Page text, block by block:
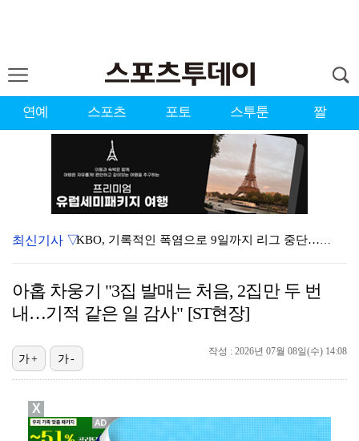
연예 스포츠 포토 스투툰 짤
KBO, 기록적인 폭염으로 9일까지 리그 중단…내달 6…
대한축구협회, 외국인 심판 7차례 성접대 의혹…이 기간…
박지훈, 9월 잠실실내체육관서 앙코르 콘서트 개최
"우산으로 때려"vs"그런 적 없다"…23기 부부 엇갈…
최신기사 ▽
아홉 차웅기 "3집 발매는 처음, 2집만 두 번
내…기적 같은 일 감사" [ST현장]
작성 : 2026년 07월 08일(수) 14:08
가+ 가-
X